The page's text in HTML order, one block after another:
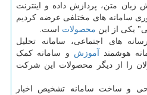
متن، پردازش داده و اینترنت
سامانه های مختلفی عرضه کردیم
یکی از این محصولات است.
های اجتماعی، سامانه تحلیل
هوشمند آموزش و سامانه کمک
را از دیگر محصولات این شرکت
و ساخت سامانه تشخیص اخبار